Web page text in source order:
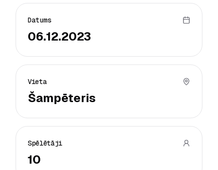
Datums
06.12.2023
Vieta
Šampēteris
Spēlētāji
10